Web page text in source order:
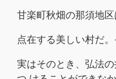
甘楽町秋畑の那須地
点在する美しい村だ
実はそのとき、弘法